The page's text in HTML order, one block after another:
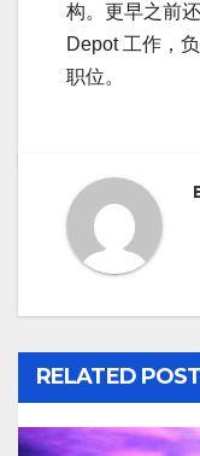
构。更早之前
Depot 工作，
职位。
RELATED POST